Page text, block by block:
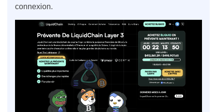
connexion.